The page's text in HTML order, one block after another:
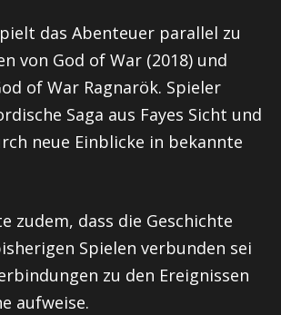
das Abenteuer parallel zu
von God of War (2018) und
of War Ragnarök. Spieler
Saga aus Fayes Sicht und
neue Einblicke in bekannte
zudem, dass die Geschichte
Spielen verbunden sei
zu den Ereignissen
aufweise.